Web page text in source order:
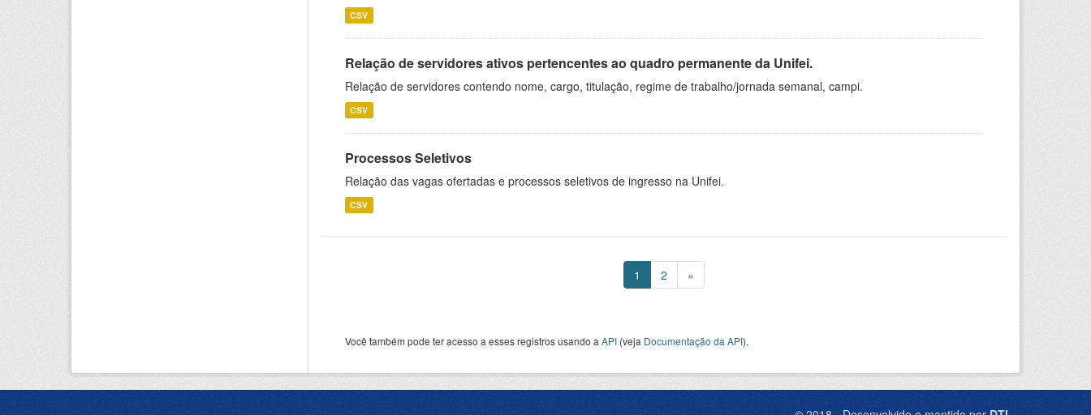
CSV
Relação de servidores ativos pertencentes ao quadro permanente da Unifei.
Relação de servidores contendo nome, cargo, titulação, regime de trabalho/jornada semanal, campi.
CSV
Processos Seletivos
Relação das vagas ofertadas e processos seletivos de ingresso na Unifei.
CSV
1 2 »
Você também pode ter acesso a esses registros usando a API (veja Documentação da API).